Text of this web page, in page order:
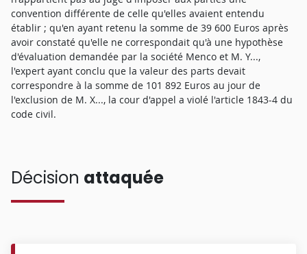
convention différente de celle qu'elles avaient entendu
établir ; qu'en ayant retenu la somme de 39 600 Euros après
avoir constaté qu'elle ne correspondait qu'à une hypothèse
d'évaluation demandée par la société Menco et M. Y...,
l'expert ayant conclu que la valeur des parts devait
correspondre à la somme de 101 892 Euros au jour de
l'exclusion de M. X..., la cour d'appel a violé l'article 1843-4 du
code civil.
Décision attaquée